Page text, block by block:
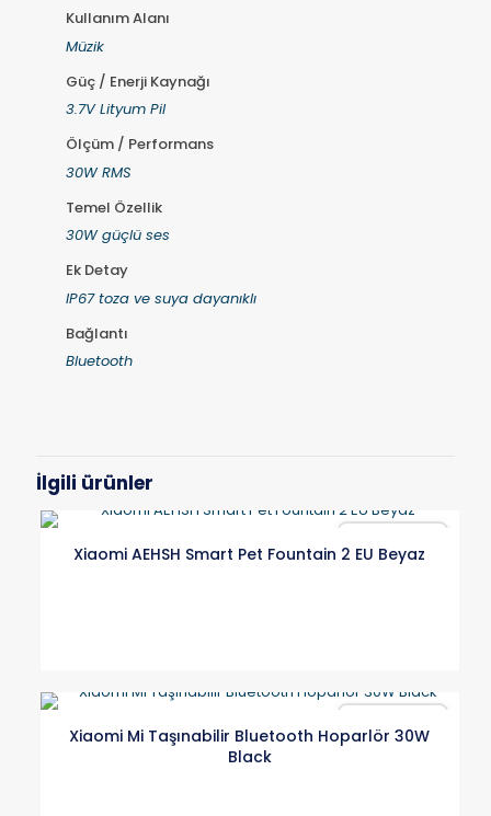
Kullanım Alanı
Müzik
Güç / Enerji Kaynağı
3.7V Lityum Pil
Ölçüm / Performans
30W RMS
Temel Özellik
30W güçlü ses
Ek Detay
IP67 toza ve suya dayanıklı
Bağlantı
Bluetooth
İlgili ürünler
Xiaomi AEHSH Smart Pet Fountain 2 EU Beyaz
Xiaomi Mi Taşınabilir Bluetooth Hoparlör 30W
Black